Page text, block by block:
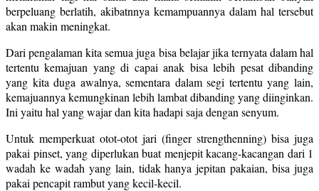
berpeluang berlatih, akibatnnya kemampuannya dalam hal tersebut
akan makin meningkat.
Dari pengalaman kita semua juga bisa belajar jika ternyata dalam hal
tertentu kemajuan yang di capai anak bisa lebih pesat dibanding
yang kita duga awalnya, sementara dalam segi tertentu yang lain,
kemajuannya kemungkinan lebih lambat dibanding yang diinginkan.
Ini yaitu hal yang wajar dan kita hadapi saja dengan senyum.
Untuk memperkuat otot-otot jari (finger strengthenning) bisa juga
pakai pinset, yang diperlukan buat menjepit kacang-kacangan dari 1
wadah ke wadah yang lain, tidak hanya jepitan pakaian, bisa juga
pakai pencapit rambut yang kecil-kecil.